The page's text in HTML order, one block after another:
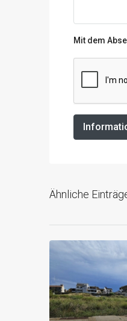
Mit dem
Ähnliche